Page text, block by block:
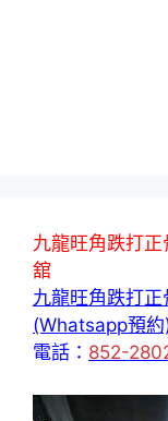
九龍旺角跌打
舘
九龍旺角跌打
(Whatsapp預約
電話： 852-